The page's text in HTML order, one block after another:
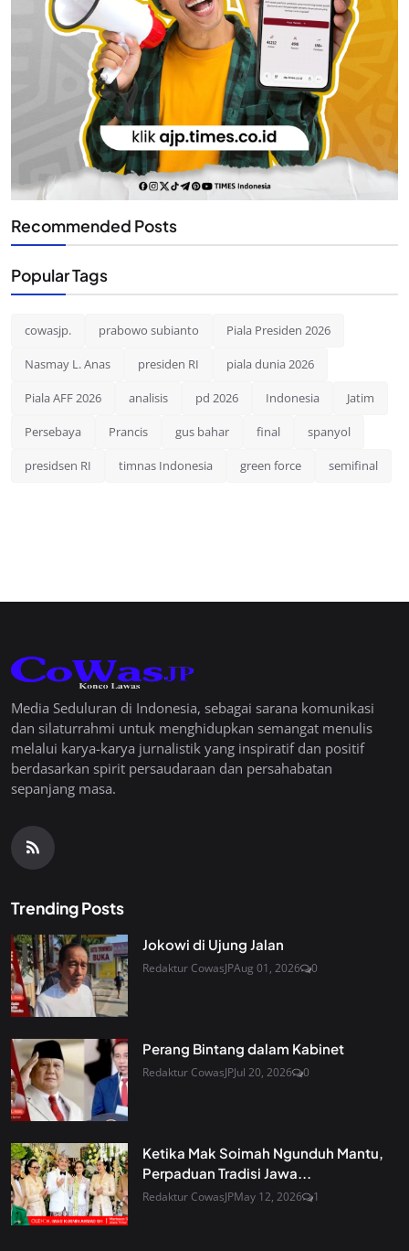
Recommended Posts
Popular Tags
cowasjp. prabowo subianto Piala Presiden 2026
Nasmay L. Anas presiden RI piala dunia 2026
Piala AFF 2026 analisis pd 2026 Indonesia Jatim
Persebaya Prancis gus bahar final spanyol
presidsen RI timnas Indonesia green force semifinal
Media Seduluran di Indonesia, sebagai sarana komunikasi
dan silaturrahmi untuk menghidupkan semangat menulis
melalui karya-karya jurnalistik yang inspiratif dan positif
berdasarkan spirit persaudaraan dan persahabatan
sepanjang masa.
Trending Posts
Jokowi di Ujung Jalan
Redaktur CowasJPAug 01, 2026 0
Perang Bintang dalam Kabinet
Redaktur CowasJPJul 20, 2026 0
Ketika Mak Soimah Ngunduh Mantu,
Perpaduan Tradisi Jawa...
Redaktur CowasJPMay 12, 2026 1